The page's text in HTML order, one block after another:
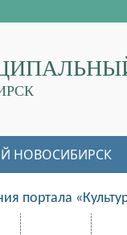
НОВОСИБИРСК
портала